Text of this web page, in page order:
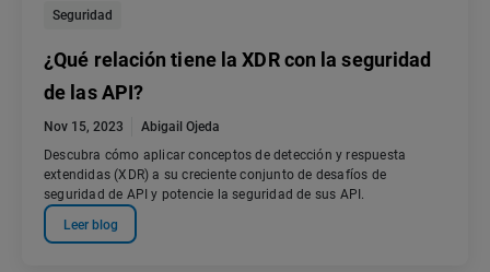
Seguridad
¿Qué relación tiene la XDR con la seguridad
de las API?
Nov 15, 2023
Abigail Ojeda
Descubra cómo aplicar conceptos de detección y respuesta
extendidas (XDR) a su creciente conjunto de desafíos de
seguridad de API y potencie la seguridad de sus API.
Leer blog